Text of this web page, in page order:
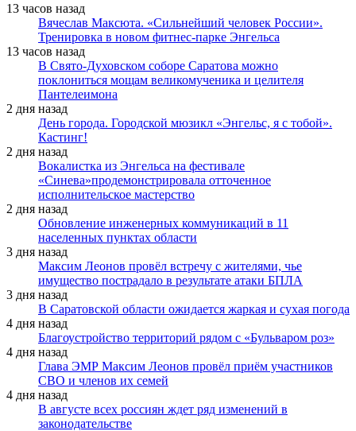
13 часов назад
Вячеслав Максюта. «Сильнейший человек России».
Тренировка в новом фитнес-парке Энгельса
13 часов назад
В Свято-Духовском соборе Саратова можно
поклониться мощам великомученика и целителя
Пантелеимона
2 дня назад
День города. Городской мюзикл «Энгельс, я с тобой».
Кастинг!
2 дня назад
Вокалистка из Энгельса на фестивале
«Синева»продемонстрировала отточенное
исполнительское мастерство
2 дня назад
Обновление инженерных коммуникаций в 11
населенных пунктах области
3 дня назад
Максим Леонов провёл встречу с жителями, чье
имущество пострадало в результате атаки БПЛА
3 дня назад
В Саратовской области ожидается жаркая и сухая погода
4 дня назад
Благоустройство территорий рядом с «Бульваром роз»
4 дня назад
Глава ЭМР Максим Леонов провёл приём участников
СВО и членов их семей
4 дня назад
В августе всех россиян ждет ряд изменений в
законодательстве